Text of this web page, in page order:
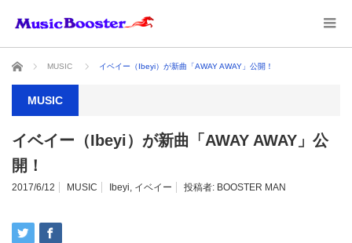
ホーム MUSIC イベイー（Ibeyi）が新曲「AWAY AWAY」公開！
MUSIC
イベイー（Ibeyi）が新曲「AWAY AWAY」公
開！
2017/6/12 MUSIC Ibeyi, イベイー 投稿者: BOOSTER MAN